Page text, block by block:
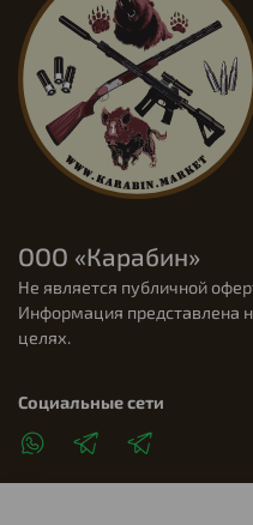
ООО «Карабин»
Не является публичной
Информация представлена
целях.
Социальные сети